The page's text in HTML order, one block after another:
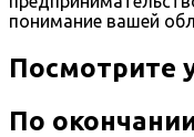
понимание вашей
Посмотрите
По